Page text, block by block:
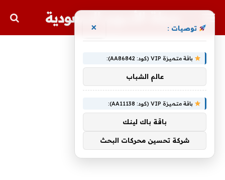
مجلة الأسهم السعودية
توصيات : ×
باقة متميزة VIP (كود: AA86842):
عالم الشباب
باقة متميزة VIP (كود: AA11138):
باقة باك لينك
شركة تحسين محركات البحث